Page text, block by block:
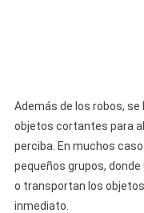
Además de los robos,
objetos cortantes para
perciba. En muchos
pequeños grupos,
o transportan los
inmediato.